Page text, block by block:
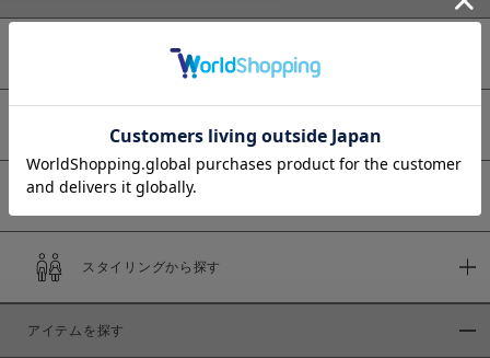
商品タイプ
予約商品
スタイリングから探す
アイテムを探す